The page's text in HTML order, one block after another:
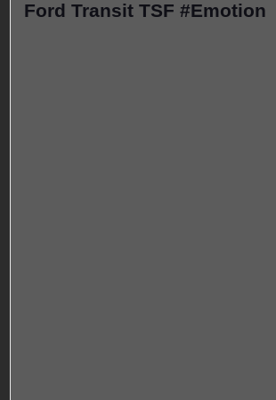
Ford Transit TSF #Emotion